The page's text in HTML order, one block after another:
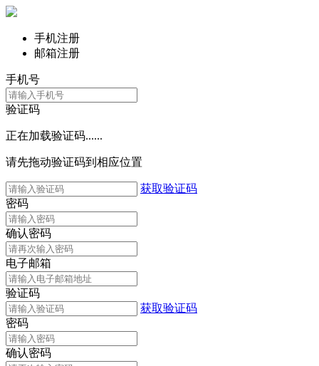
手机注册
邮箱注册
手机号
验证码
正在加载验证码......
请先拖动验证码到相应位置
获取验证码
密码
确认密码
电子邮箱
验证码
获取验证码
密码
确认密码